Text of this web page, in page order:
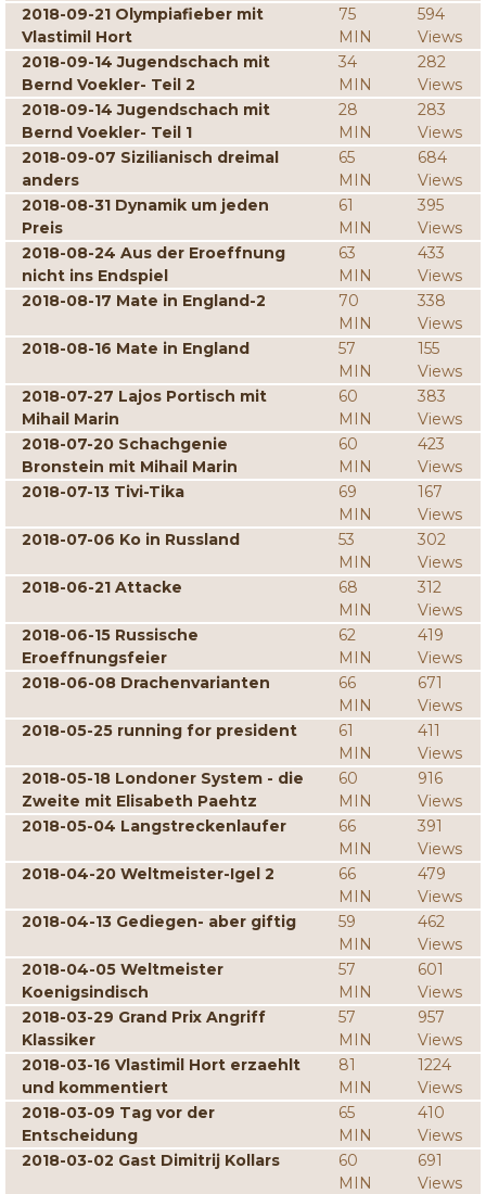
2018-09-21 Olympiafieber mit
Vlastimil Hort
75
MIN
594
Views
2018-09-14 Jugendschach mit
Bernd Voekler- Teil 2
34
MIN
282
Views
2018-09-14 Jugendschach mit
Bernd Voekler- Teil 1
28
MIN
283
Views
2018-09-07 Sizilianisch dreimal
anders
65
MIN
684
Views
2018-08-31 Dynamik um jeden
Preis
61
MIN
395
Views
2018-08-24 Aus der Eroeffnung
nicht ins Endspiel
63
MIN
433
Views
2018-08-17 Mate in England-2
70
MIN
338
Views
2018-08-16 Mate in England
57
MIN
155
Views
2018-07-27 Lajos Portisch mit
Mihail Marin
60
MIN
383
Views
2018-07-20 Schachgenie
Bronstein mit Mihail Marin
60
MIN
423
Views
2018-07-13 Tivi-Tika
69
MIN
167
Views
2018-07-06 Ko in Russland
53
MIN
302
Views
2018-06-21 Attacke
68
MIN
312
Views
2018-06-15 Russische
Eroeffnungsfeier
62
MIN
419
Views
2018-06-08 Drachenvarianten
66
MIN
671
Views
2018-05-25 running for president
61
MIN
411
Views
2018-05-18 Londoner System - die
Zweite mit Elisabeth Paehtz
60
MIN
916
Views
2018-05-04 Langstreckenlaufer
66
MIN
391
Views
2018-04-20 Weltmeister-Igel 2
66
MIN
479
Views
2018-04-13 Gediegen- aber giftig
59
MIN
462
Views
2018-04-05 Weltmeister
Koenigsindisch
57
MIN
601
Views
2018-03-29 Grand Prix Angriff
Klassiker
57
MIN
957
Views
2018-03-16 Vlastimil Hort erzaehlt
und kommentiert
81
MIN
1224
Views
2018-03-09 Tag vor der
Entscheidung
65
MIN
410
Views
2018-03-02 Gast Dimitrij Kollars
60
MIN
691
Views